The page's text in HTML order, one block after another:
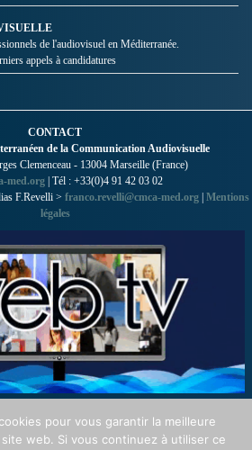
de l'audiovisuel en Méditerranée.
appels à candidatures
CONTACT
de la Communication Audiovisuelle
Clemenceau - 13004 Marseille (France)
med.org | Tél : +33(0)4 91 42 03 02
F.Revelli > franco.revelli@cmca-med.org Mentions
légales
pour vous garantir la meilleure
web. Si vous continuez à utiliser ce